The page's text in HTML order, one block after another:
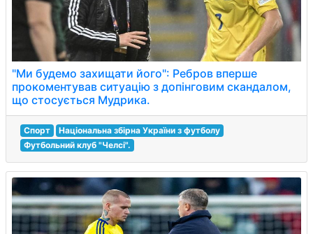
"Ми будемо захищати його": Ребров вперше
прокоментував ситуацію з допінговим скандалом,
що стосується Мудрика.
Спорт
Національна збірна України з футболу
Футбольний клуб "Челсі".